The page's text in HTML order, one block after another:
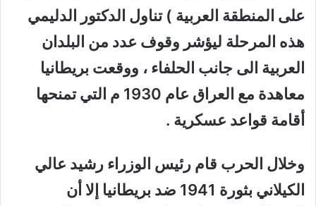
على المنطقة العربية ) تناول الدكتور الدليمي
هذه المرحلة ليؤشر وقوف عدد من البلدان
العربية الى جانب الحلفاء ، ووقعت بريطانيا
معاهدة مع العراق عام 1930 م التي تمنحها
أقامة قواعد عسكرية .
وخلال الحرب قام رئيس الوزراء رشيد عالي
الكيلاني بثورة 1941 ضد بريطانيا إلا أن